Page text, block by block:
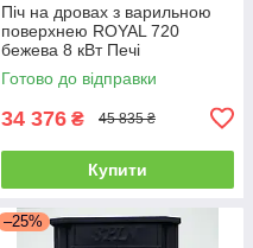
Піч на дровах з варильною
поверхнею ROYAL 720
бежева 8 кВт Печі
опалювальні Буржуйки MBS
Готово до відправки
34 376 ₴ 45 835 ₴
Купити
–25%